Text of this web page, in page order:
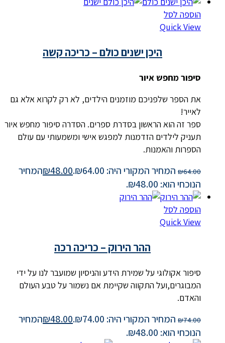
הוספה לסל
Quick View
היכן ישנים כולם – כריכה קשה
סיפור מחפש איור
את הספר שלפניכם מוזמנים הילדים, לא רק לקרוא אלא גם
לאייר!
ספר זה הוא הראשון בסדרת ספרים. הסדרה סיפור מחפש איור
תעניק לילדים הזדמנות למפגש אישי ומשמעותי עם עולם
הספרות והאמנות.
₪64.00 המחיר המקורי היה: ₪64.00. ₪48.00
המחיר
הנוכחי הוא: ₪48.00.
הוספה לסל
Quick View
ההר הירוק – כריכה רכה
סיפור אקולוגי על שמירת הידע והניסיון שמועבר לנו על ידי
המבוגרים,ועל התקווה שקיימת אם נשמור על טבע העולם
והאדם.
₪74.00 המחיר המקורי היה: ₪74.00. ₪48.00
המחיר
הנוכחי הוא: ₪48.00.